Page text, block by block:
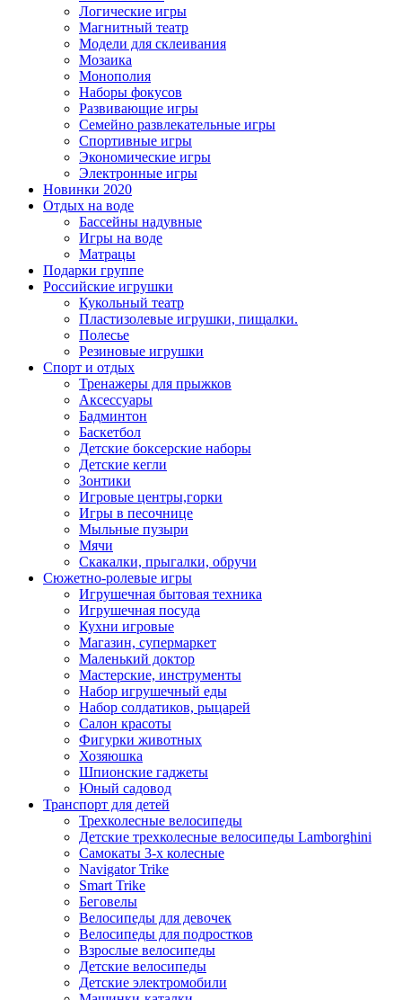
Логические игры
Магнитный театр
Модели для склеивания
Мозаика
Монополия
Наборы фокусов
Развивающие игры
Семейно развлекательные игры
Спортивные игры
Экономические игры
Электронные игры
Новинки 2020
Отдых на воде
Бассейны надувные
Игры на воде
Матрацы
Подарки группе
Российские игрушки
Кукольный театр
Пластизолевые игрушки, пищалки.
Полесье
Резиновые игрушки
Спорт и отдых
Тренажеры для прыжков
Аксессуары
Бадминтон
Баскетбол
Детские боксерские наборы
Детские кегли
Зонтики
Игровые центры,горки
Игры в песочнице
Мыльные пузыри
Мячи
Скакалки, прыгалки, обручи
Сюжетно-ролевые игры
Игрушечная бытовая техника
Игрушечная посуда
Кухни игровые
Магазин, супермаркет
Маленький доктор
Мастерские, инструменты
Набор игрушечный еды
Набор солдатиков, рыцарей
Салон красоты
Фигурки животных
Хозяюшка
Шпионские гаджеты
Юный садовод
Транспорт для детей
Трехколесные велосипеды
Детские трехколесные велосипеды Lamborghini
Самокаты 3-х колесные
Navigator Trike
Smart Trike
Беговелы
Велосипеды для девочек
Велосипеды для подростков
Взрослые велосипеды
Детские велосипеды
Детские электромобили